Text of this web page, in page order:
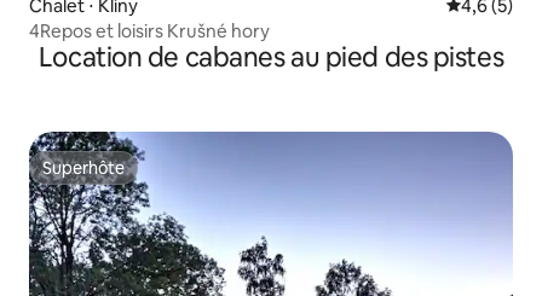
Chalet ⋅ Klíny Évaluation
4,6 (5)
4Repos et loisirs Krušné hory
Location de cabanes au pied des pistes
Superhôte
Superhôte